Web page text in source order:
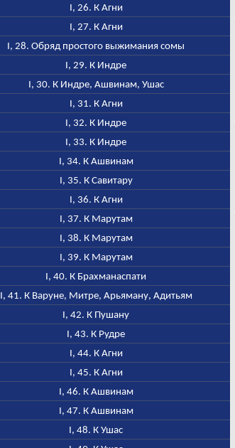
I, 26. К Агни
I, 27. К Агни
I, 28. Обряд простого выжимания сомы
I, 29. К Индре
I, 30. К Индре, Ашвинам, Ушас
I, 31. К Агни
I, 32. К Индре
I, 33. К Индре
I, 34. К Ашвинам
I, 35. К Савитару
I, 36. К Агни
I, 37. К Марутам
I, 38. К Марутам
I, 39. К Марутам
I, 40. К Брахманаспати
I, 41. К Варуне, Митре, Арьяману, Адитьям
I, 42. К Пушану
I, 43. К Рудре
I, 44. К Агни
I, 45. К Агни
I, 46. К Ашвинам
I, 47. К Ашвинам
I, 48. К Ушас